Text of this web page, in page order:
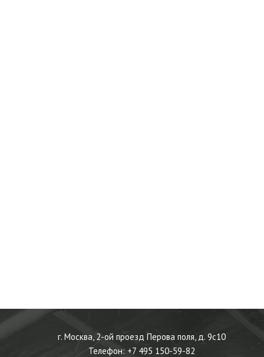
г. Москва, 2-ой проезд Перова поля, д. 9c10
Телефон: +7 495 150-59-82